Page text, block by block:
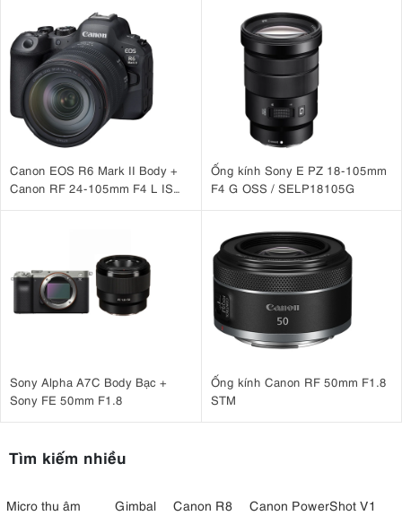
Canon EOS R6 Mark II Body +
Canon RF 24-105mm F4 L IS
Ống kính Sony E PZ 18-105mm
F4 G OSS / SELP18105G
Sony Alpha A7C Body Bạc +
Sony FE 50mm F1.8
Ống kính Canon RF 50mm F1.8
STM
Tìm kiếm nhiều
Micro thu âm Gimbal Canon R8
Canon PowerShot V1